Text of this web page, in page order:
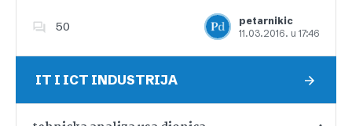
50
petarnikic
11.03.2016. u 17:46
Dodajte u favorite
IT I ICT INDUSTRIJA